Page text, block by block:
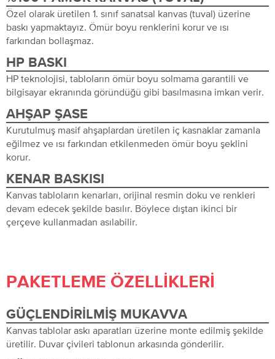
Özel olarak üretilen 1. sınıf sanatsal kanvas (tuval) üzerine
baskı yapmaktayız. Ömür boyu renklerini korur ve ısı
farkından bollaşmaz.
HP BASKI
HP teknolojisi, tabloların ömür boyu solmama garantili ve
bilgisayar ekranında göründüğü gibi basılmasına imkan verir.
AHŞAP ŞASE
Kurutulmuş masif ahşaplardan üretilen iç kasnaklar zamanla
eğilmez ve ısı farkından etkilenmeden ömür boyu şeklini
korur.
KENAR BASKISI
Kanvas tabloların kenarları, orijinal resmin doku ve renkleri
devam edecek şekilde basılır. Böylece dıştan ikinci bir
çerçeve kullanmadan asılabilir.
PAKETLEME ÖZELLIKLERI
GÜÇLENDIRILMIŞ MUKAVVA
Kanvas tablolar askı aparatları üzerine monte edilmiş şekilde
üretilir. Duvar çivileri tablonun arkasında gönderilir.